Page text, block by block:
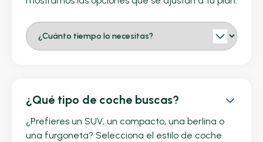
¿Qué tipo de coche buscas?
¿Prefieres un SUV, un compacto, una berlina o
una furgoneta? Selecciona el estilo de coche